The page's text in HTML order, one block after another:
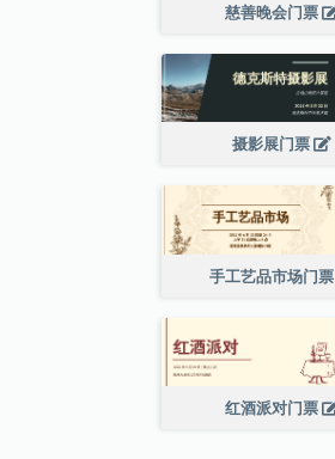
慈善晚会门票
摄影展门票
手工艺品市场门票
红酒派对门票